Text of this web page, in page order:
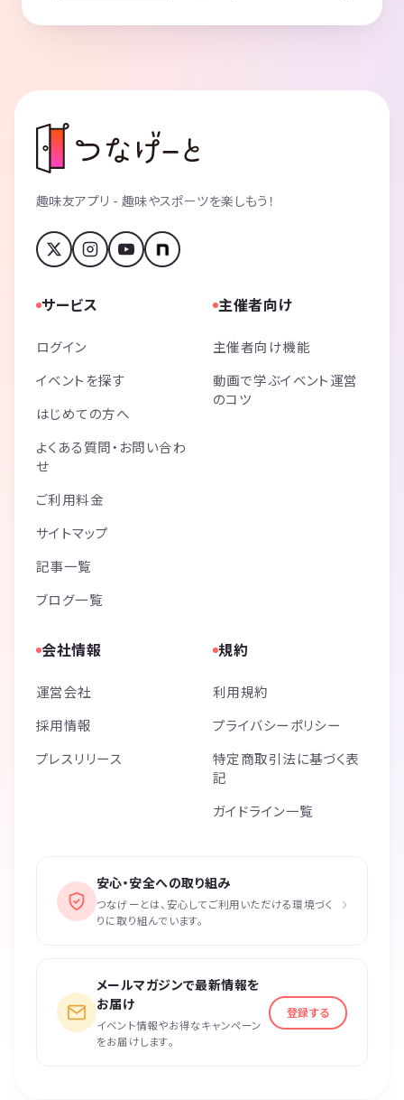
趣味友アプリ - 趣味やスポーツを楽しもう！
サービス
ログイン
イベントを探す
はじめての方へ
よくある質問・お問い合わ
せ
ご利用料金
サイトマップ
記事一覧
ブログ一覧
主催者向け
主催者向け機能
動画で学ぶイベント運営
のコツ
会社情報
運営会社
採用情報
プレスリリース
規約
利用規約
プライバシーポリシー
特定商取引法に基づく表
記
ガイドライン一覧
安心・安全への取り組み
つなげーとは、安心してご利用いただける環境づく
りに取り組んでいます。
›
メールマガジンで最新情報を
お届け
イベント情報やお得なキャンペーン
をお届けします。
登録する